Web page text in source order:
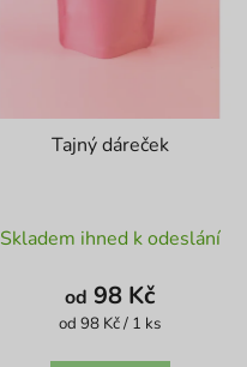
Tajný dáreček
hodnocení
produktu
je
Skladem ihned k odeslání
od 98 Kč
Měrná
od 98 Kč / 1 ks